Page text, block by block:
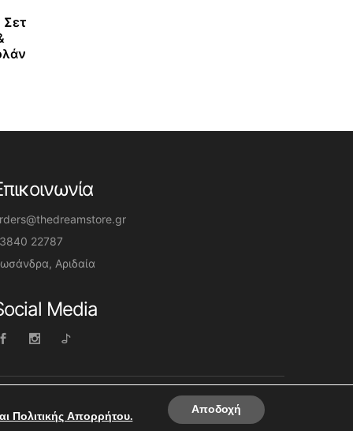
22787
Αριδαία
Media
Πολιτικής Απορρήτου. Αποδοχή